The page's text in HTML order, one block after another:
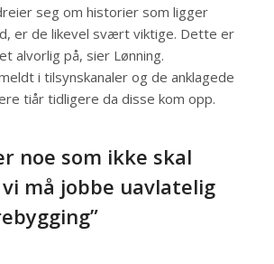
seg om historier som ligger
er de likevel svært viktige. Dette er
alvorlig på, sier Lønning.
i tilsynskanaler og de anklagede
tiår tidligere da disse kom opp.
noe som ikke skal
må jobbe uavlatelig